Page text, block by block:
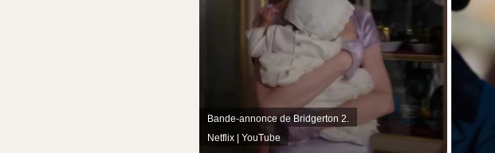
Bande-annonce de Bridgerton 2.
Netflix | YouTube